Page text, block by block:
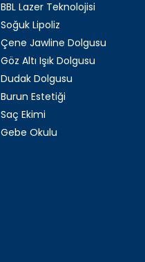
BBL Lazer Teknolojisi
Soğuk Lipoliz
Çene Jawline Dolgusu
Göz Altı Işık Dolgusu
Dudak Dolgusu
Burun Estetiği
Saç Ekimi
Gebe Okulu